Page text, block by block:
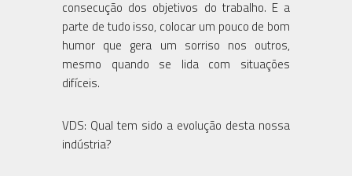
consecução dos objetivos do trabalho. E a
parte de tudo isso, colocar um pouco de bom
humor que gera um sorriso nos outros,
mesmo quando se lida com situações
difíceis.
VDS: Qual tem sido a evolução desta nossa
indústria?